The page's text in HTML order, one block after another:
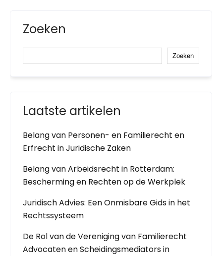
Zoeken
Zoeken
Laatste artikelen
Belang van Personen- en Familierecht en
Erfrecht in Juridische Zaken
Belang van Arbeidsrecht in Rotterdam:
Bescherming en Rechten op de Werkplek
Juridisch Advies: Een Onmisbare Gids in het
Rechtssysteem
De Rol van de Vereniging van Familierecht
Advocaten en Scheidingsmediators in